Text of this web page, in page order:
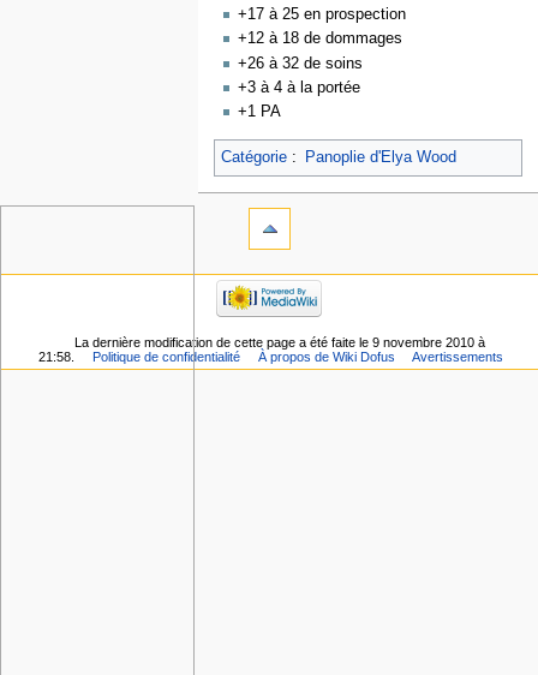
+17 à 25 en prospection
+12 à 18 de dommages
+26 à 32 de soins
+3 à 4 à la portée
+1 PA
Catégorie: Panoplie d'Elya Wood
La dernière modification de cette page a été faite le 9 novembre 2010 à
21:58.
Politique de confidentialité À propos de Wiki Dofus Avertissements